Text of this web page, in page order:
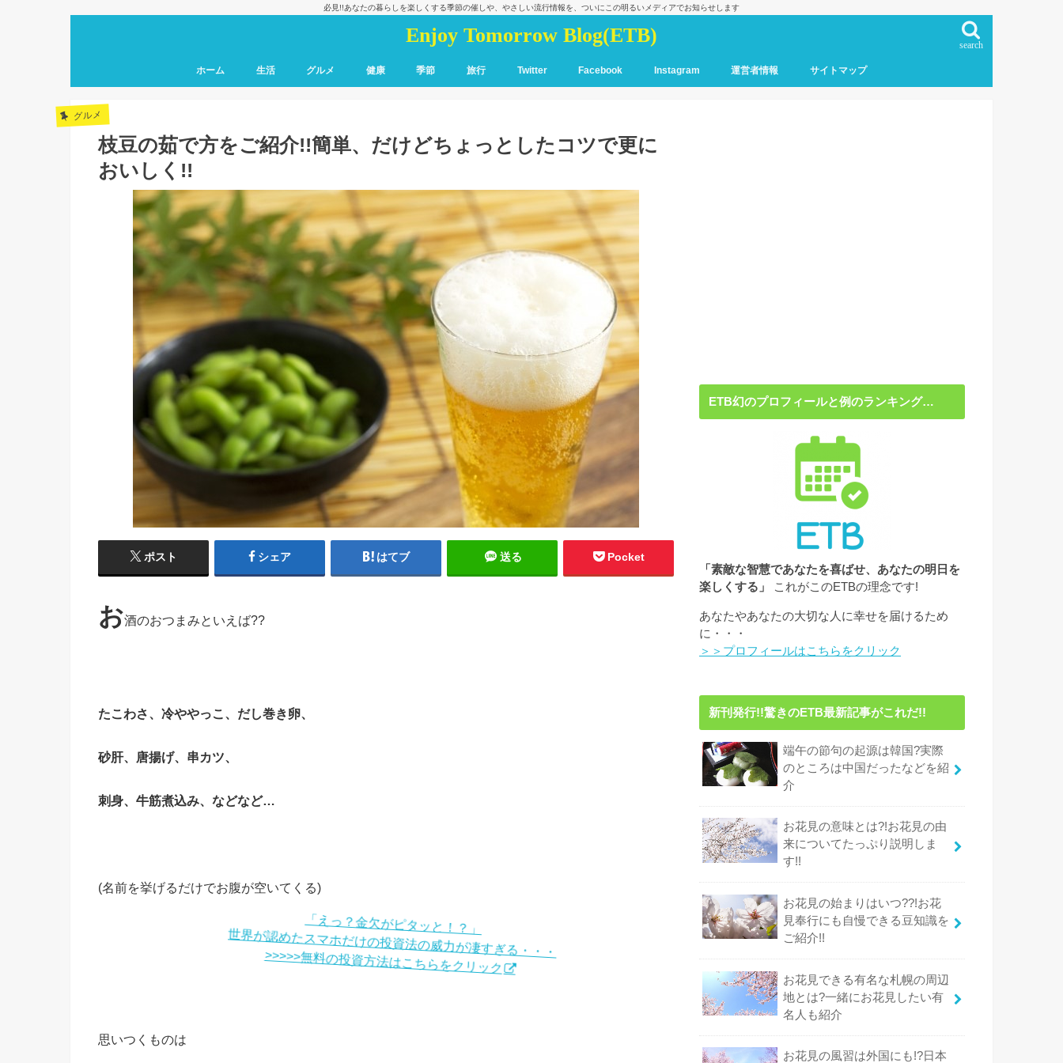
必見!!あなたの暮らしを楽しくする季節の催しや、やさしい流行情報を、ついにこの明るいメディアでお知らせします
Enjoy Tomorrow Blog(ETB) search
ホーム 生活 グルメ 健康 季節 旅行 Twitter Facebook Instagram 運営者情報 サイトマップ
グルメ
枝豆の茹で方をご紹介!!簡単、だけどちょっとしたコツで更に
おいしく!!
ポスト シェア はてブ 送る Pocket
お酒のおつまみといえば??
たこわさ、冷ややっこ、だし巻き卵、
砂肝、唐揚げ、串カツ、
刺身、牛筋煮込み、などなど…
(名前を挙げるだけでお腹が空いてくる)
「えっ？金欠がピタッと！？」
世界が認めたスマホだけの投資法の威力が凄すぎる・・・
>>>>>無料の投資方法はこちらをクリック
思いつくものは
ETB幻のプロフィールと例のランキング…
「素敵な智慧であなたを喜ばせ、あなたの明日を
楽しくする」
これがこのETBの理念です!
あなたやあなたの大切な人に幸せを届けるため
に・・・
＞＞プロフィールはこちらをクリック
新刊発行!!驚きのETB最新記事がこれだ!!
端午の節句の起源は韓国?実際
のところは中国だったなどを紹
介
お花見の意味とは?!お花見の由
来についてたっぷり説明しま
す!!
お花見の始まりはいつ??!お花
見奉行にも自慢できる豆知識を
ご紹介!!
お花見できる有名な札幌の周辺
地とは?一緒にお花見したい有
名人も紹介
お花見の風習は外国にも!?日本